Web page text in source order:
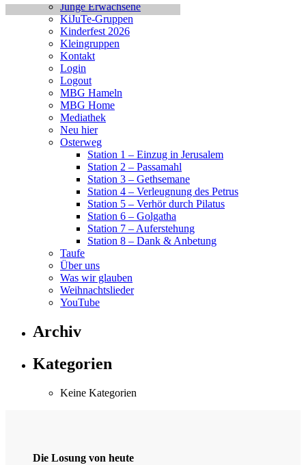
Junge Erwachsene
KiJuTe-Gruppen
Kinderfest 2026
Kleingruppen
Kontakt
Login
Logout
MBG Hameln
MBG Home
Mediathek
Neu hier
Osterweg
Station 1 – Einzug in Jerusalem
Station 2 – Passamahl
Station 3 – Gethsemane
Station 4 – Verleugnung des Petrus
Station 5 – Verhör durch Pilatus
Station 6 – Golgatha
Station 7 – Auferstehung
Station 8 – Dank & Anbetung
Taufe
Über uns
Was wir glauben
Weihnachtslieder
YouTube
Archiv
Kategorien
Keine Kategorien
Die Losung von heute